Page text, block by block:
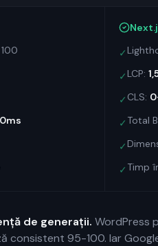
✓
✓LCP:
✓ CLS:
✓ Total
✓
✓ Timp
de generații. WordPress
consistent 95-100. Iar